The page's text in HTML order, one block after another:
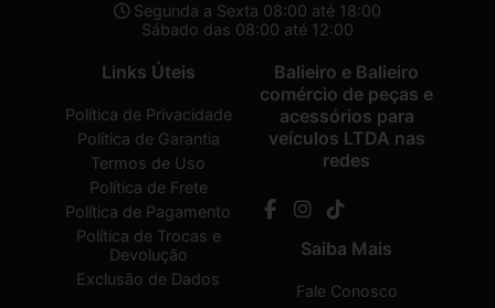
Segunda a Sexta 08:00 até 18:00
Sábado das 08:00 até 12:00
Links Úteis
Política de Privacidade
Política de Garantia
Termos de Uso
Política de Frete
Política de Pagamento
Política de Trocas e
Devolução
Exclusão de Dados
Balieiro e Balieiro
comércio de peças e
acessórios para
veículos LTDA nas
redes
Saiba Mais
Fale Conosco